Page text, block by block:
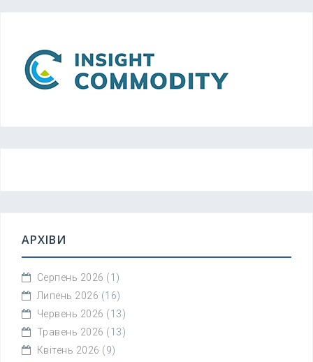
АРХІВИ
Серпень 2026 (1)
Липень 2026 (16)
Червень 2026 (13)
Травень 2026 (13)
Квітень 2026 (9)